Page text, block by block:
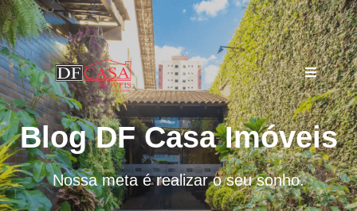
Blog DF Casa Imóveis
Nossa meta é realizar o seu sonho.